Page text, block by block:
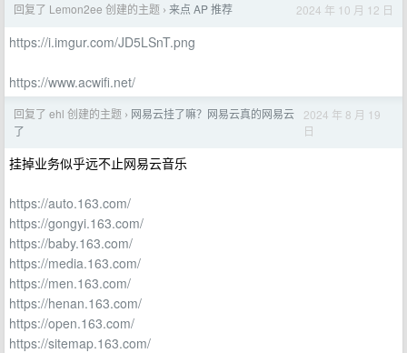
回复了 Lemon2ee 创建的主题 › 来点 AP 推荐 2024 年 10 月 12 日
https://i.imgur.com/JD5LSnT.png
https://www.acwifi.net/
回复了 ehl 创建的主题 › 网易云挂了嘛？网易云真的网易云
了
2024 年 8 月 19
日
挂掉业务似乎远不止网易云音乐
https://auto.163.com/
https://gongyi.163.com/
https://baby.163.com/
https://media.163.com/
https://men.163.com/
https://henan.163.com/
https://open.163.com/
https://sitemap.163.com/